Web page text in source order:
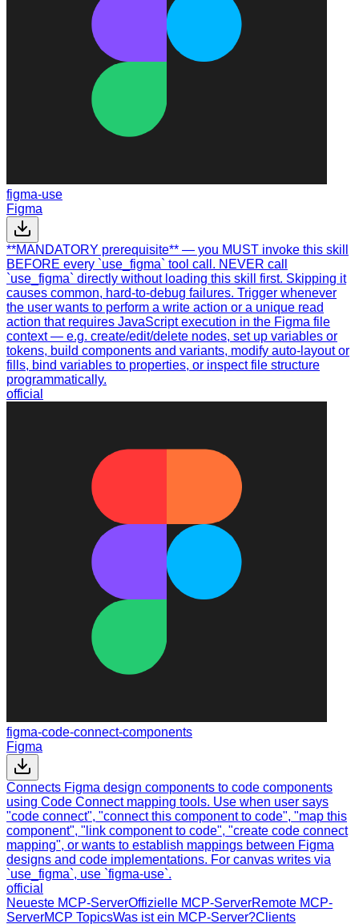
figma-use
Figma
**MANDATORY prerequisite** — you MUST invoke this skill
BEFORE every `use_figma` tool call. NEVER call
`use_figma` directly without loading this skill first. Skipping it
causes common, hard-to-debug failures. Trigger whenever
the user wants to perform a write action or a unique read
action that requires JavaScript execution in the Figma file
context — e.g. create/edit/delete nodes, set up variables or
tokens, build components and variants, modify auto-layout or
fills, bind variables to properties, or inspect file structure
programmatically.
official
figma-code-connect-components
Figma
Connects Figma design components to code components
using Code Connect mapping tools. Use when user says
"code connect", "connect this component to code", "map this
component", "link component to code", "create code connect
mapping", or wants to establish mappings between Figma
designs and code implementations. For canvas writes via
`use_figma`, use `figma-use`.
official
Neueste MCP-ServerOffizielle MCP-ServerRemote MCP-
ServerMCP TopicsWas ist ein MCP-Server?Clients